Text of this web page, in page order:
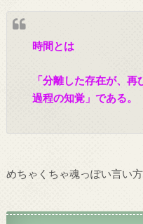
時間とは
「分離した存在が、
過程の知覚」である。
めちゃくちゃ魂っぽい言い